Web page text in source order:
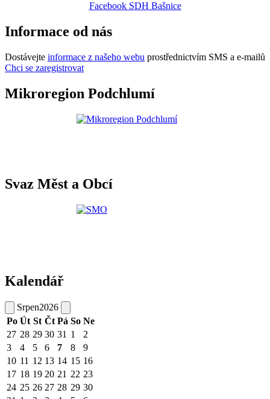
Facebook SDH Bašnice
Informace od nás
Dostávejte informace z našeho webu prostřednictvím SMS a e-mailů
Chci se zaregistrovat
Mikroregion Podchlumí
Svaz Měst a Obcí
Kalendář
Srpen2026
Po Út St Čt Pá So Ne
27 28 29 30 31 1
2
3
4 5 6 7 8
9
10 11 12 13 14 15 16
17 18 19 20 21 22 23
24 25 26 27 28 29 30